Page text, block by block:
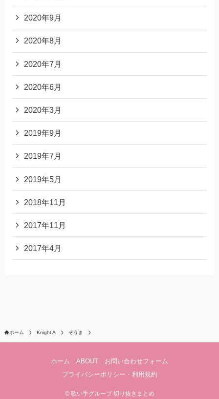
2020年9月
2020年8月
2020年7月
2020年6月
2020年3月
2019年9月
2019年7月
2019年5月
2018年11月
2017年11月
2017年4月
ホーム Knight A そうま
ホーム ABOUT
お問い合わせフォーム
プライバシーポリシー・利用規約
©歌い手グループ 切り抜きまとめ